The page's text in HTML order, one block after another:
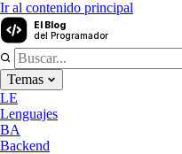
Ir al contenido principal
El Blog
del Programador
Temas
LE
Lenguajes
BA
Backend